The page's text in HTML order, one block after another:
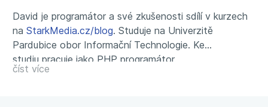
David je programátor a své zkušenosti sdílí v kurzech
na StarkMedia.cz/blog. Studuje na Univerzitě
Pardubice obor Informační Technologie. Ke
studiu pracuje jako PHP programátor.
číst více